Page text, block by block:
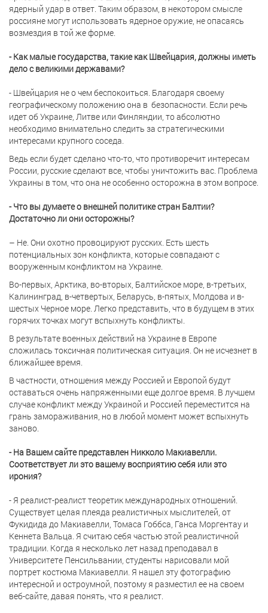
ядерный удар в ответ. Таким образом, в некотором смысле
россияне могут использовать ядерное оружие, не опасаясь
возмездия в той же форме.
- Как малые государства, такие как Швейцария, должны иметь
дело с великими державами?
- Швейцария не о чем беспокоиться. Благодаря своему
географическому положению она в безопасности. Если речь
идет об Украине, Литве или Финляндии, то абсолютно
необходимо внимательно следить за стратегическими
интересами крупного соседа.
Ведь если будет сделано что-то, что противоречит интересам
России, русские сделают все, чтобы уничтожить вас. Проблема
Украины в том, что она не особенно осторожна в этом вопросе.
- Что вы думаете о внешней политике стран Балтии?
Достаточно ли они осторожны?
– Не. Они охотно провоцируют русских. Есть шесть
потенциальных зон конфликта, которые совпадают с
вооруженным конфликтом на Украине.
Во-первых, Арктика, во-вторых, Балтийское море, в-третьих,
Калининград, в-четвертых, Беларусь, в-пятых, Молдова и в-
шестых Черное море. Легко представить, что в будущем в этих
горячих точках могут вспыхнуть конфликты.
В результате военных действий на Украине в Европе
сложилась токсичная политическая ситуация. Он не исчезнет в
ближайшее время.
В частности, отношения между Россией и Европой будут
оставаться очень напряженными еще долгое время. В лучшем
случае конфликт между Украиной и Россией переместится на
грань замораживания, но в любой момент может вспыхнуть
заново.
- На Вашем сайте представлен Никколо Макиавелли.
Соответствует ли это вашему восприятию себя или это
ирония?
- Я реалист-реалист теоретик международных отношений.
Существует целая плеяда реалистичных мыслителей, от
Фукидида до Макиавелли, Томаса Гоббса, Ганса Моргентау и
Кеннета Вальца. Я считаю себя частью этой реалистичной
традиции. Когда я несколько лет назад преподавал в
Университете Пенсильвании, студенты нарисовали мой
портрет костюма Макиавелли. Я нашел эту фотографию
интересной и остроумной, поэтому я разместил ее на своем
веб-сайте, давая понять, что я реалист.